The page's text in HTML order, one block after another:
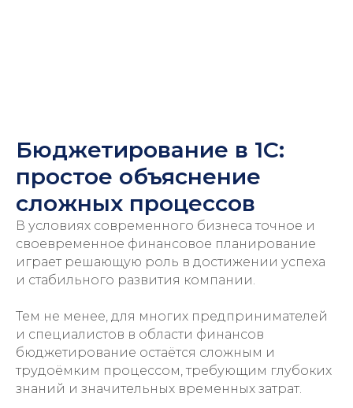
Консультация
Бюджетирование в 1С:
простое объяснение
сложных процессов
В условиях современного бизнеса точное и
своевременное финансовое планирование
играет решающую роль в достижении успеха
и стабильного развития компании.
Тем не менее, для многих предпринимателей
и специалистов в области финансов
бюджетирование остаётся сложным и
трудоёмким процессом, требующим глубоких
знаний и значительных временных затрат.